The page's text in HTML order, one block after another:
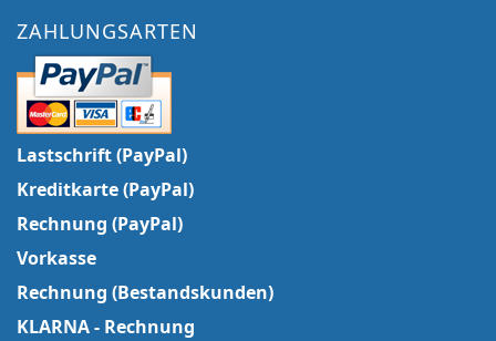
ZAHLUNGSARTEN
Lastschrift (PayPal)
Kreditkarte (PayPal)
Rechnung (PayPal)
Vorkasse
Rechnung (Bestandskunden)
KLARNA - Rechnung